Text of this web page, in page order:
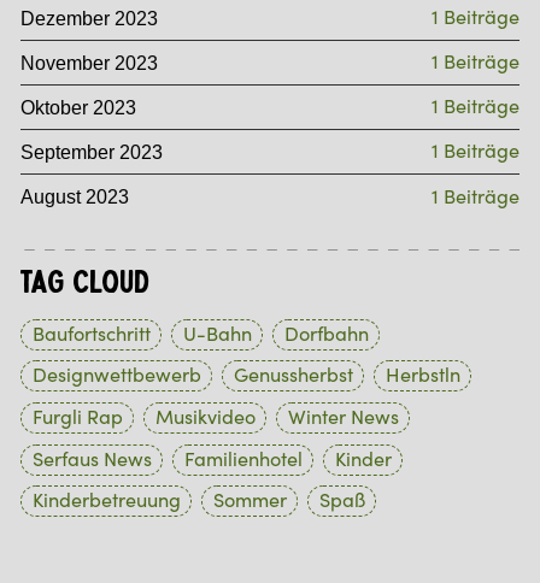
Dezember 2023 1 Beiträge
November 2023 1 Beiträge
Oktober 2023 1 Beiträge
September 2023 1 Beiträge
August 2023 1 Beiträge
Tag Cloud
Baufortschritt U-Bahn
Dorfbahn
Designwettbewerb
Genussherbst
Herbstln
Furgli Rap
Musikvideo
Winter News
Serfaus News
Familienhotel
Kinder
Kinderbetreuung
Sommer Spaß